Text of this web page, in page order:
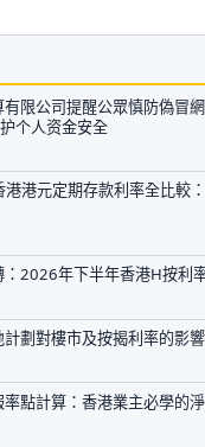
限公司提醒公眾慎防偽冒
个人资金安全
港港元定期存款利率全比較
2026年下半年香港H按利
劃對樓市及按揭利率的影響
點計算：香港業主必學的